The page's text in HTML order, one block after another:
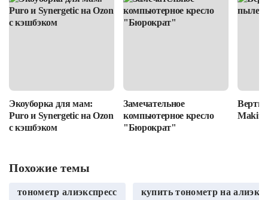
Экоуборка для мам:
Puro и Synergetic на Ozon
с кэшбэком
Замечательное
компьютерное кресло
"Бюрократ"
Makita
Похожие темы
тонометр алиэкспресс купить тонометр на